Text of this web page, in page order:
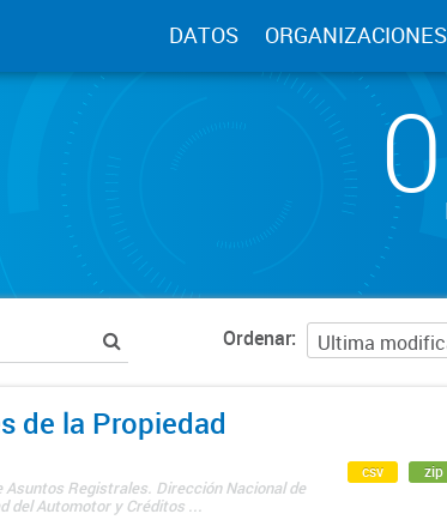
DATOS ORGANIZACIONES
Ordenar
de la Propiedad
Registrales. Dirección Nacional de
del Automotor y Créditos ...
csv zip